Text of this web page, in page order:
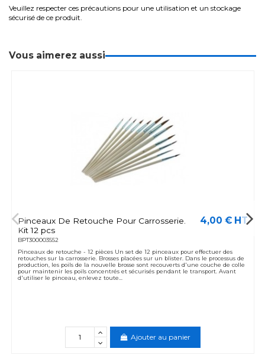
Veuillez respecter ces précautions pour une utilisation et un stockage
sécurisé de ce produit.
Vous aimerez aussi
Pinceaux De Retouche Pour Carrosserie.
Kit 12 pcs
BPT300003552
4,00 € HT
Pinceaux de retouche - 12 pièces Un set de 12 pinceaux pour effectuer des
retouches sur la carrosserie. Brosses placées sur un blister. Dans le processus de
production, les poils de la nouvelle brosse sont recouverts d'une couche de colle
pour maintenir les poils concentrés et sécurisés pendant le transport. Avant
d'utiliser le pinceau, enlevez toute...
Ajouter au panier